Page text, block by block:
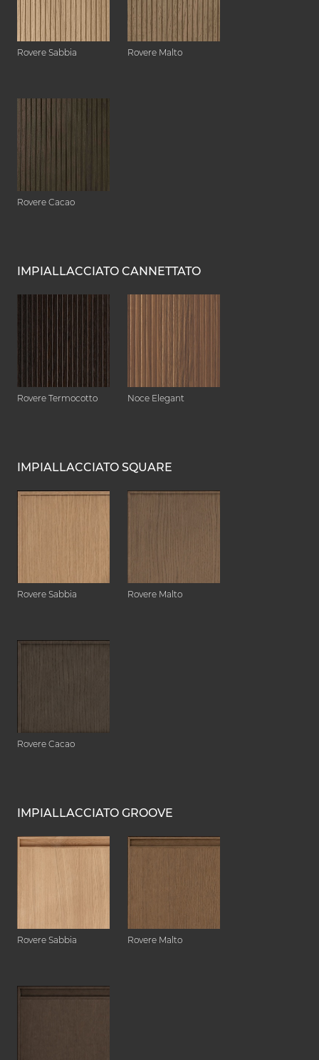
Rovere Sabbia Rovere Malto
Rovere Cacao
IMPIALLACCIATO CANNETTATO
Rovere Termocotto Noce Elegant
IMPIALLACCIATO SQUARE
Rovere Sabbia Rovere Malto
Rovere Cacao
IMPIALLACCIATO GROOVE
Rovere Sabbia Rovere Malto